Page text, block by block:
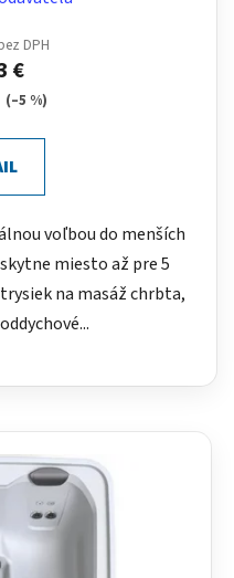
DPH
€
(–5 %)
voľbou do menších
miesto až pre 5
na masáž chrbta,